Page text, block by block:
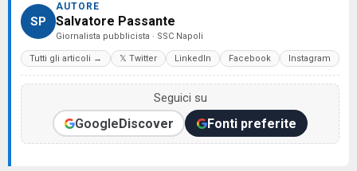
SP
AUTORE
Salvatore Passante
Giornalista pubblicista · SSC Napoli
Tutti gli articoli → 𝕏 Twitter LinkedIn Facebook Instagram
Seguici su
GoogleDiscover Fonti preferite